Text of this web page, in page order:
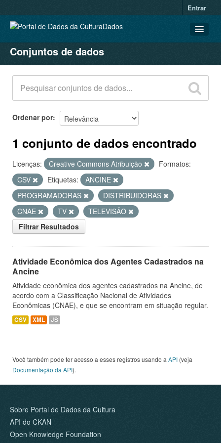
Entrar
CONJUNTOS DE DADOS
ORGANIZAÇÕES
GRUPOS
SOBRE
Conjuntos de dados
Ordenar por
1 conjunto de dados encontrado
Licenças: Creative Commons Atribuição
Formatos:
CSV
Etiquetas:
ANCINE
PROGRAMADORAS
DISTRIBUIDORAS
CNAE
TV
TELEVISÃO
Filtrar Resultados
Atividade Econômica dos Agentes Cadastrados na
Ancine
Atividade econômica dos agentes cadastrados na Ancine, de
acordo com a Classificação Nacional de Atividades
Econômicas (CNAE), e que se encontram em situação regular.
CSV XML JS
Você também pode ter acesso a esses registros usando a API (veja
Documentação da API).
Sobre Portal de Dados da Cultura
API do CKAN
Open Knowledge Foundation